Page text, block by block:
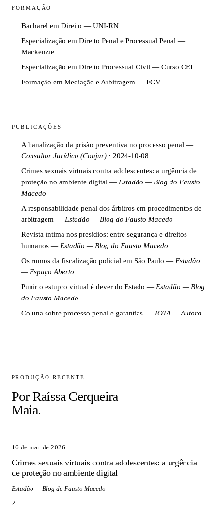
FORMAÇÃO
Bacharel em Direito — UNI-RN
Especialização em Direito Penal e Processual Penal —
Mackenzie
Especialização em Direito Processual Civil — Curso CEI
Formação em Mediação e Arbitragem — FGV
PUBLICAÇÕES
A banalização da prisão preventiva no processo penal —
Consultor Jurídico (Conjur) · 2024-10-08
Crimes sexuais virtuais contra adolescentes: a urgência de
proteção no ambiente digital — Estadão — Blog do Fausto
Macedo
A responsabilidade penal dos árbitros em procedimentos de
arbitragem — Estadão — Blog do Fausto Macedo
Revista íntima nos presídios: entre segurança e direitos
humanos — Estadão — Blog do Fausto Macedo
Os rumos da fiscalização policial em São Paulo — Estadão
— Espaço Aberto
Punir o estupro virtual é dever do Estado — Estadão — Blog
do Fausto Macedo
Coluna sobre processo penal e garantias — JOTA — Autora
PRODUÇÃO RECENTE
PorRaíssa Cerqueira
Maia.
16 de mar. de 2026
Crimes sexuais virtuais contra adolescentes: a urgência
de proteção no ambiente digital
Estadão — Blog do Fausto Macedo
↗